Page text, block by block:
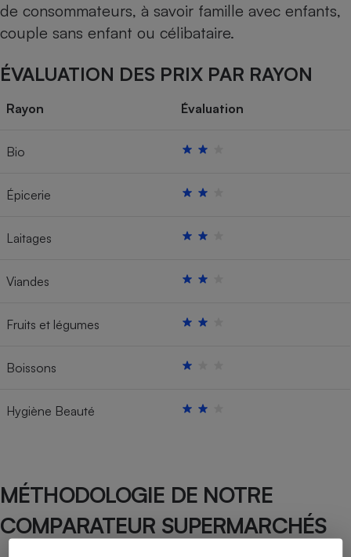
de consommateurs, à savoir famille avec enfants,
couple sans enfant ou célibataire.
ÉVALUATION DES PRIX PAR RAYON
Rayon Évaluation
Bio
Épicerie
Laitages
Viandes
Fruits et légumes
Boissons
Hygiène Beauté
MÉTHODOLOGIE DE NOTRE
COMPARATEUR SUPERMARCHÉS